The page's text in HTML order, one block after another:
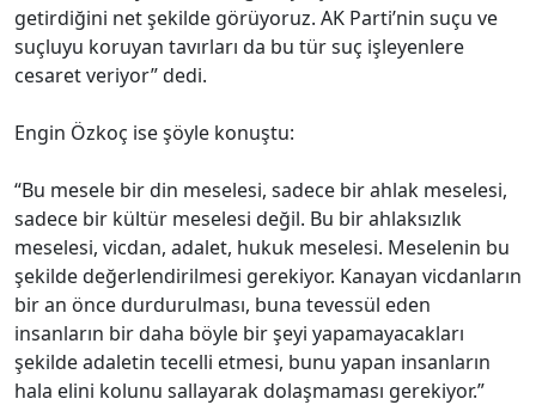
getirdiğini net şekilde görüyoruz. AK Parti’nin suçu ve
suçluyu koruyan tavırları da bu tür suç işleyenlere
cesaret veriyor” dedi.
Engin Özkoç ise şöyle konuştu:
“Bu mesele bir din meselesi, sadece bir ahlak meselesi,
sadece bir kültür meselesi değil. Bu bir ahlaksızlık
meselesi, vicdan, adalet, hukuk meselesi. Meselenin bu
şekilde değerlendirilmesi gerekiyor. Kanayan vicdanların
bir an önce durdurulması, buna tevessül eden
insanların bir daha böyle bir şeyi yapamayacakları
şekilde adaletin tecelli etmesi, bunu yapan insanların
hala elini kolunu sallayarak dolaşmaması gerekiyor.”